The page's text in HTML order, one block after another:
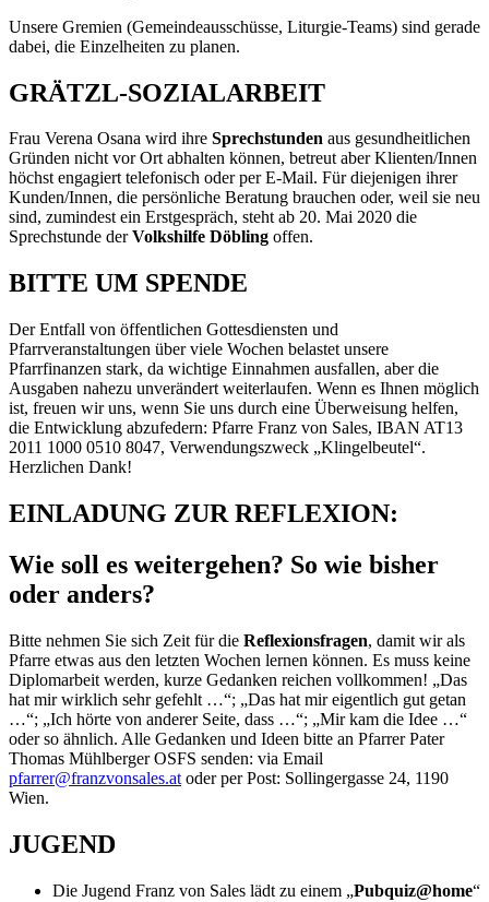
Unsere Gremien (Gemeindeausschüsse, Liturgie-Teams) sind gerade
dabei, die Einzelheiten zu planen.
GRÄTZL-SOZIALARBEIT
Frau Verena Osana wird ihre Sprechstunden aus gesundheitlichen
Gründen nicht vor Ort abhalten können, betreut aber Klienten/Innen
höchst engagiert telefonisch oder per E-Mail. Für diejenigen ihrer
Kunden/Innen, die persönliche Beratung brauchen oder, weil sie neu
sind, zumindest ein Erstgespräch, steht ab 20. Mai 2020 die
Sprechstunde derVolkshilfe Döbling offen.
BITTE UM SPENDE
Der Entfall von öffentlichen Gottesdiensten und
Pfarrveranstaltungen über viele Wochen belastet unsere
Pfarrfinanzen stark, da wichtige Einnahmen ausfallen, aber die
Ausgaben nahezu unverändert weiterlaufen. Wenn es Ihnen möglich
ist, freuen wir uns, wenn Sie uns durch eine Überweisung helfen,
die Entwicklung abzufedern: Pfarre Franz von Sales, IBAN AT13
2011 1000 0510 8047, Verwendungszweck „Klingelbeutel“.
Herzlichen Dank!
EINLADUNG ZUR REFLEXION:
Wie soll es weitergehen? So wie bisher
oder anders?
Bitte nehmen Sie sich Zeit für die Reflexionsfragen, damit wir als
Pfarre etwas aus den letzten Wochen lernen können. Es muss keine
Diplomarbeit werden, kurze Gedanken reichen vollkommen! „Das
hat mir wirklich sehr gefehlt …“; „Das hat mir eigentlich gut getan
…“; „Ich hörte von anderer Seite, dass …“; „Mir kam die Idee …“
oder so ähnlich. Alle Gedanken und Ideen bitte an Pfarrer Pater
Thomas Mühlberger OSFS senden: via Email
pfarrer@franzvonsales.at oder per Post: Sollingergasse 24, 1190
Wien.
JUGEND
Die Jugend Franz von Sales lädt zu einem „Pubquiz@home“